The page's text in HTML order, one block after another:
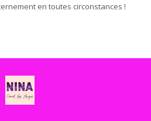
en toutes circonstances !